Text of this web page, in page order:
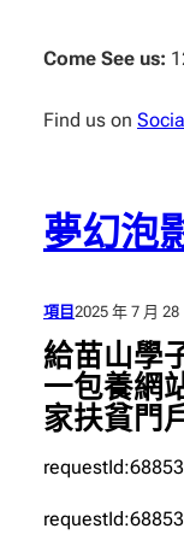
Come See us:
Find us on
夢幻泡
項目 2025 年 7 月 28
給苗山學
一包養網
家扶貧門